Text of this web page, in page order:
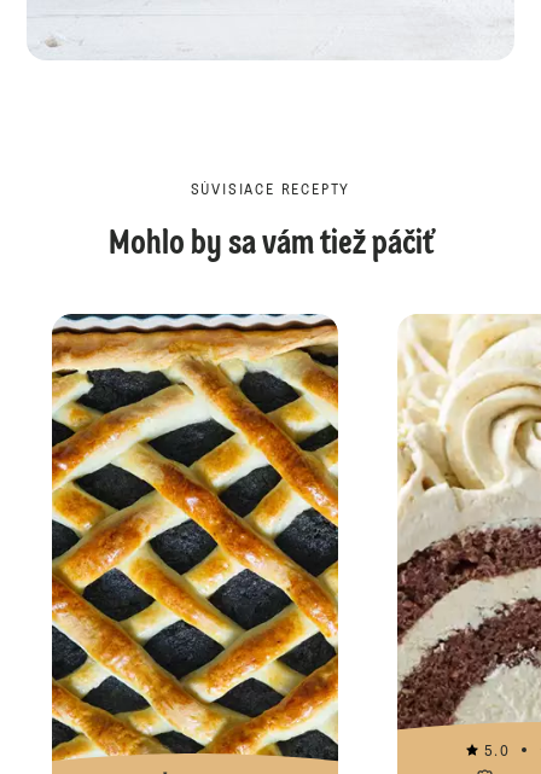
SÚVISIACE RECEPTY
Mohlo by sa vám tiež páčiť
5.0